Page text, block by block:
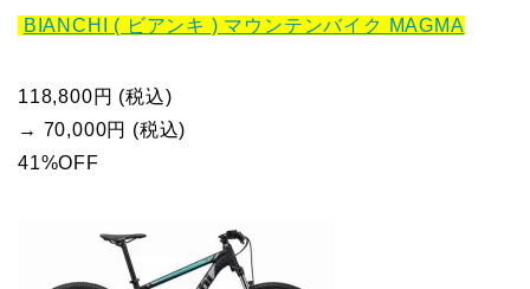
BIANCHI ( ビアンキ ) マウンテンバイク MAGMA
118,800円 (税込)
→ 70,000円 (税込)
41%OFF